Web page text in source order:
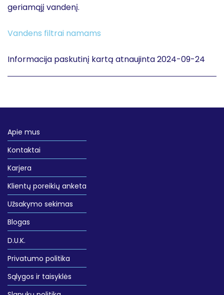
geriamąjį vandenį.
Vandens filtrai namams
Informacija paskutinį kartą atnaujinta 2024-09-24
Apie mus
Kontaktai
Karjera
Klientų poreikių anketa
Užsakymo sekimas
Blogas
D.U.K.
Privatumo politika
Sąlygos ir taisyklės